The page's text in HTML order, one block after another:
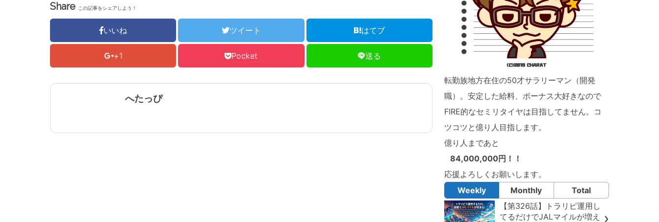
Share この記事をシェアしよう！
いいね ツイート はてブ
+1 Pocket 送る
へたっぴ
転勤族地方在住の50才サラリーマン（開発
職）。安定した給料、ボーナス大好きなので
FIRE的なセミリタイヤは目指してません。コ
ツコツと億り人目指します。
億り人まであと
84,000,000円！！
応援よろしくお願いします。
Weekly
Monthly
Total
【第326話】トラリピ運用し
てるだけでJALマイルが増え